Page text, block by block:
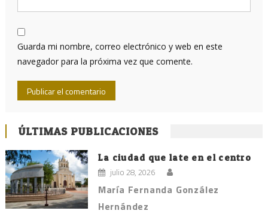
Guarda mi nombre, correo electrónico y web en este
navegador para la próxima vez que comente.
ÚLTIMAS PUBLICACIONES
La ciudad que late en el centro
julio 28, 2026
María Fernanda González
Hernández